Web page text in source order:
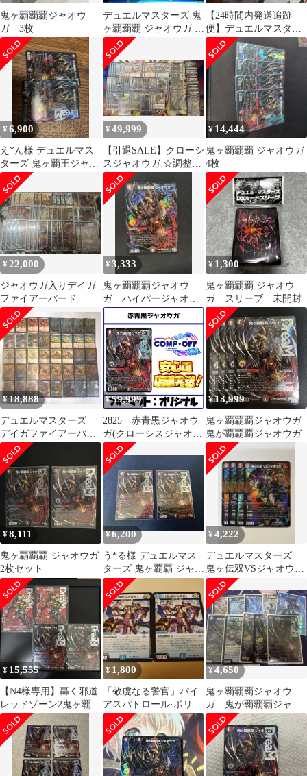
鬼ヶ覇覇覇ジャオウ
ガ 3枚
デュエルマスターズ 鬼
ヶ覇覇覇 ジャオウガ オ
ニガハイパージャオウ
ガ
【24時間内発送追跡
便】デュエルマスター
ズ 闇自然ケンジキン
グダムデッキ
¥6,900
え*ん様 デュエルマス
ターズ 鬼ヶ覇王ジャオ
ウガ 2枚セット ※傷
汚れあり
¥49,999
【引退SALE】クローシ
スジャオウガ ☆調整パ
ーツ付き☆
¥ 14,444
鬼ヶ覇覇覇 ジャオウガ
4枚
¥ 22,000
ジャオウガ入りデイガ
ファイアーバード
¥3,333
鬼ヶ覇覇覇ジャオウ
ガ ハイパージャオウ
ガ 1枚
¥ 1,300
鬼ヶ覇覇覇 ジャオウ
ガ スリーブ 未開封
¥18,888
デュエルマスターズ
デイガファイアーバー
ド
¥59,999
2825 赤青黒ジャオウ
ガ(クローシスジャオウ
ガ) コンプオフ デュ
エマ デッキ
¥13,999
鬼ヶ覇覇覇ジャオウガ
鬼が覇覇覇ジャオウガ
¥8,111
鬼ヶ覇覇覇 ジャオウガ
2枚セット
¥6,200
う*る様 デュエルマス
ターズ 鬼ヶ覇覇 ジャオ
ウガ 2枚セット
¥4,222
デュエルマスターズ
鬼ヶ伝双VSジャオウ
ガ セット
¥ 15,555
【N4様専用】轟く邪道
レッドゾーン2鬼ヶ覇覇
覇ジャオウガ2
¥ 1,800
「敬虔なる警官」パイ
アスパトロール·ポリ
ス 2枚
¥4,650
鬼ヶ覇覇覇ジャオウ
ガ 鬼が覇覇覇ジャオ
ウガ クローシスジャ
オウガ デッキパーツ